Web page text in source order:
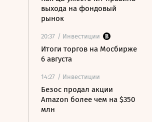
выхода на фондовый
рынок
20:37 / Инвестиции
Итоги торгов на Мосбирже
6 августа
14:27 / Инвестиции
Безос продал акции
Amazon более чем на $350
млн